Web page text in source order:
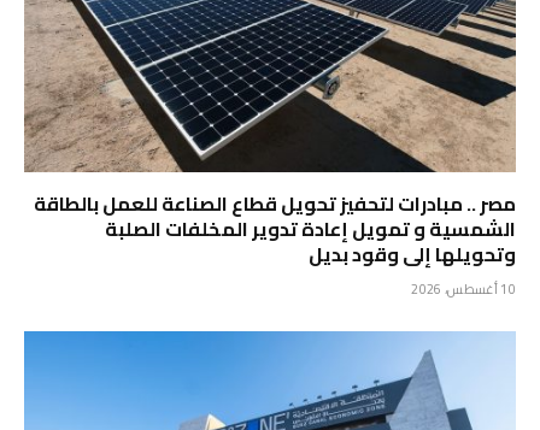
مصر .. مبادرات لتحفيز تحويل قطاع الصناعة للعمل بالطاقة
الشمسية و تمويل إعادة تدوير المخلفات الصلبة
وتحويلها إلى وقود بديل
10 أغسطس، 2026